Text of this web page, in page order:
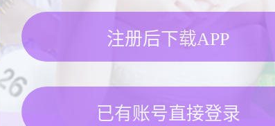
注册后下载APP
已有账号直接登录